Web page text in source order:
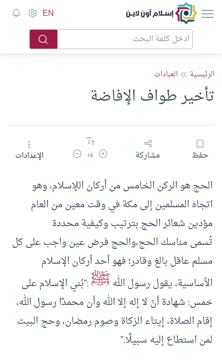
إسلام أون لاين EN
الرئيسية العبادات
تأخير طواف الإفاضة
حفظ مشاركة زيادة حجم الخط
16 تقليل حجم الخطالإعدادات
الحج هو الركن الخامس من أركان اللإسلام، وهو
اتجاه المسلمين إلى مكة في وقت معين من العام
مؤدين شعائر الحج بترتيب وكيفية محددة
تُسمى مناسك الحج،والحج فرض عين واجب على كل
مسلم عاقل بالغ وقادر؛ فهو أحد أركان الإسلام
الأساسية، يقول رسول اللهﷺ:”بُني الإسلام على
خمس: شهادة أنّ لا إله إلا الله وأن محمدًا رسول الله،
إقام الصلاة، إيتاء الزكاة وصوم رمضان، وحج البيت
لمن استطاع إليه سبيلًا.”